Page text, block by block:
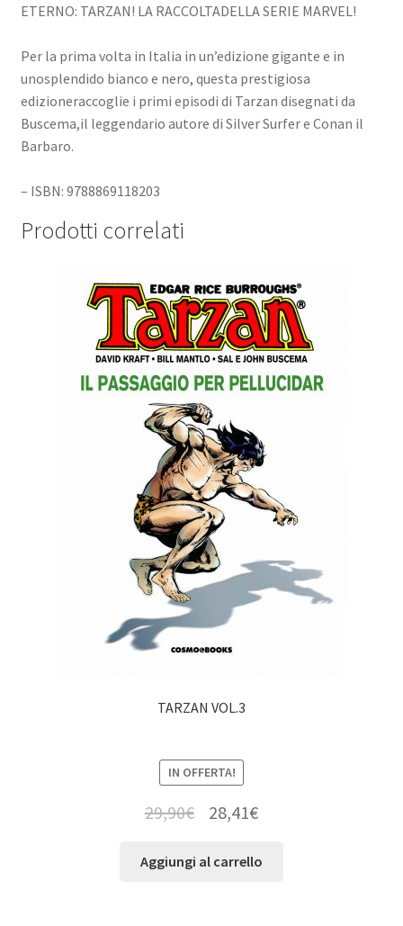
ETERNO: TARZAN! LA RACCOLTADELLA SERIE MARVEL!
Per la prima volta in Italia in un’edizione gigante e in
unosplendido bianco e nero, questa prestigiosa
edizioneraccoglie i primi episodi di Tarzan disegnati da
Buscema,il leggendario autore di Silver Surfer e Conan il
Barbaro.
– ISBN: 9788869118203
Prodotti correlati
TARZAN VOL.3
IN OFFERTA!
29,90€ 28,41€
Aggiungi al carrello